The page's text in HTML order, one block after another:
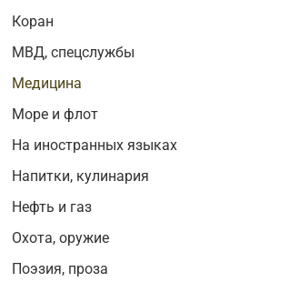
Выбираем подарки для женщин
на разные праздники
Праздник — повод вручать подарки.
Как найти хороший презент для
в любой ситуации. Расскажем про
них...
Коран
МВД, спецслужбы
Медицина
Море и флот
На иностранных языках
Напитки, кулинария
Нефть и газ
Охота, оружие
Поэзия, проза